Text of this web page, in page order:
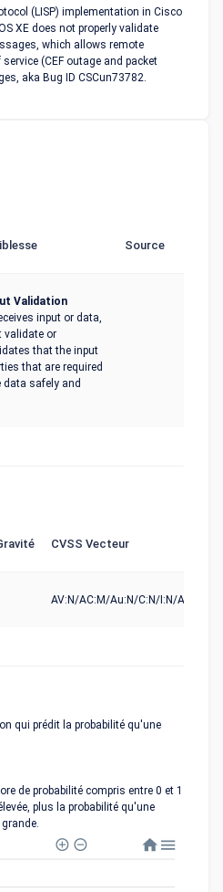
(LISP) implementation in Cisco
XE does not properly validate
which allows remote
(CEF outage and packet
aka Bug ID CSCun73782.
Source
Validation
input or data,
validate or
that the input
that are required
data safely and
CVSS Vecteur
AV:N/AC:M/Au:N/C:N/I:N/A:P
qui prédit la probabilité qu'une
de probabilité compris entre 0 et 1
plus la probabilité qu'une